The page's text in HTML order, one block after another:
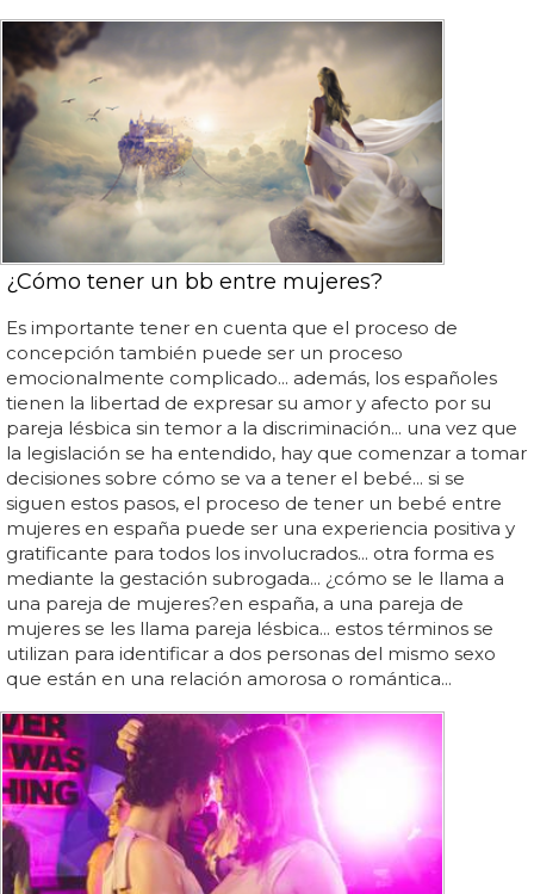
¿Cómo tener un bb entre mujeres?
Es importante tener en cuenta que el proceso de
concepción también puede ser un proceso
emocionalmente complicado... además, los españoles
tienen la libertad de expresar su amor y afecto por su
pareja lésbica sin temor a la discriminación... una vez que
la legislación se ha entendido, hay que comenzar a tomar
decisiones sobre cómo se va a tener el bebé... si se
siguen estos pasos, el proceso de tener un bebé entre
mujeres en españa puede ser una experiencia positiva y
gratificante para todos los involucrados... otra forma es
mediante la gestación subrogada... ¿cómo se le llama a
una pareja de mujeres?en españa, a una pareja de
mujeres se les llama pareja lésbica... estos términos se
utilizan para identificar a dos personas del mismo sexo
que están en una relación amorosa o romántica...